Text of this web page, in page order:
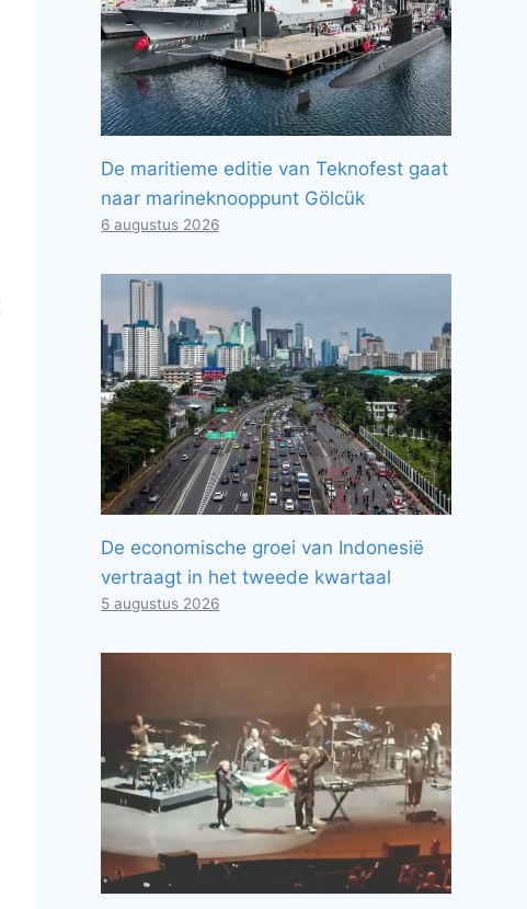
De maritieme editie van Teknofest gaat
naar marineknooppunt Gölcük
6 augustus 2026
De economische groei van Indonesië
vertraagt ​​in het tweede kwartaal
5 augustus 2026